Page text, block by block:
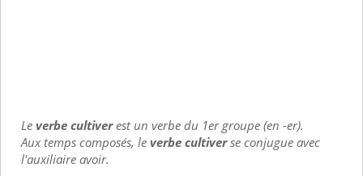
Leverbe cultiverest un verbe du 1er groupe (en -er).
Aux temps composés, leverbe cultiverse conjugue avec
l'auxiliaire avoir.